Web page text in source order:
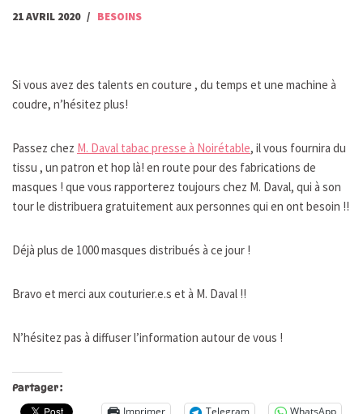
21 AVRIL 2020 BESOINS
Si vous avez des talents en couture , du temps et une machine à
coudre, n’hésitez plus!
Passez chez M. Daval tabac presse à Noirétable, il vous fournira du
tissu , un patron et hop là! en route pour des fabrications de
masques ! que vous rapporterez toujours chez M. Daval, qui à son
tour le distribuera gratuitement aux personnes qui en ont besoin !!
Déjà plus de 1000 masques distribués à ce jour !
Bravo et merci aux couturier.e.s et à M. Daval !!
N’hésitez pas à diffuser l’information autour de vous !
Partager :